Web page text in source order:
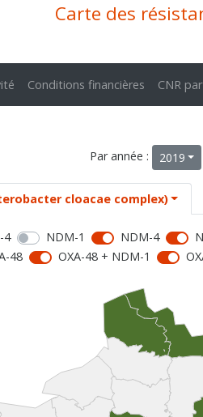
Carte des
Conditions financières CNR
Par année : 2019
cloacae complex)
4 NDM-1 NDM-4
48 OXA-48 + NDM-1